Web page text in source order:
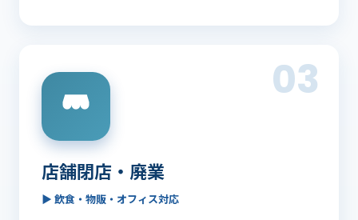
03
店舗閉店・廃業
▶ 飲食・物販・オフィス対応